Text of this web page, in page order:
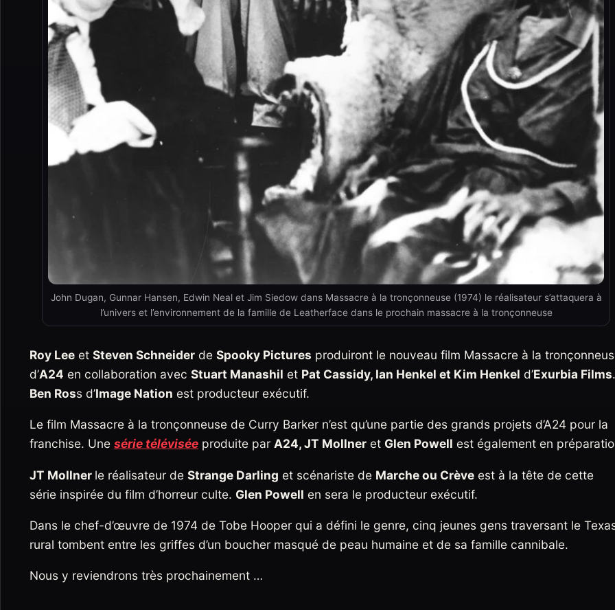
John Dugan, Gunnar Hansen, Edwin Neal et Jim Siedow dans Massacre à la tronçonneuse (1974) le réalisateur s’attaquera à
l’univers et l’environnement de la famille de Leatherface dans le prochain massacre à la tronçonneuse
Roy Lee et Steven Schneider de Spooky Pictures produiront le nouveau film Massacre à la
d’A24 en collaboration avec Stuart Manashil et Pat Cassidy, Ian Henkel et Kim Henkel d’Exurbia Films.
Ben Ross d’Image Nation est producteur exécutif.
Le film Massacre à la tronçonneuse de Curry Barker n’est qu’une partie des grands projets d’A24 pour la
franchise. Une série télévisée produite par A24, JT Mollner et Glen Powell est également en
JT Mollner le réalisateur de Strange Darling et scénariste de Marche ou Crève est à la tête de cette
série inspirée du film d’horreur culte. Glen Powell en sera le producteur exécutif.
Dans le chef-d’œuvre de 1974 de Tobe Hooper qui a défini le genre, cinq jeunes gens traversant le
rural tombent entre les griffes d’un boucher masqué de peau humaine et de sa famille cannibale.
Nous y reviendrons très prochainement …